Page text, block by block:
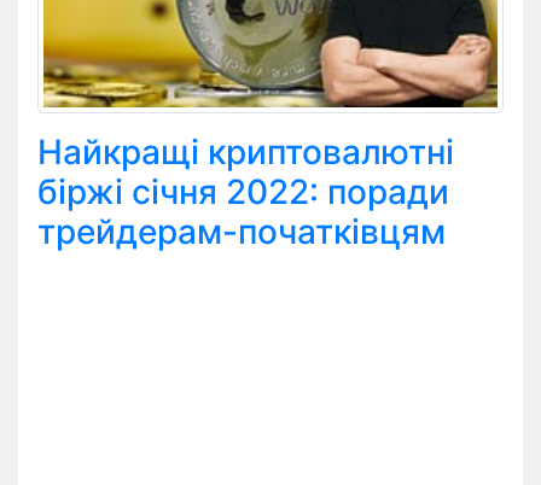
Найкращі криптовалютні
біржі січня 2022: поради
трейдерам-початківцям